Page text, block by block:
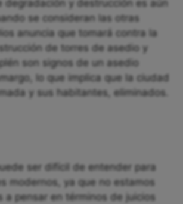
degradación y destrucción es aún
se consideran las otras
anuncia que tomará contra la
de torres de asedio y
son signos de un asedio
lo que implica que la ciudad
y sus habitantes, eliminados.
ser difícil de entender para
modernos, ya que no estamos
a pensar en términos de juicios